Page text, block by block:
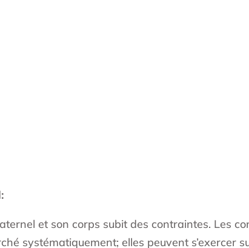
et son corps subit des contraintes. Les
systématiquement; elles peuvent s’exercer